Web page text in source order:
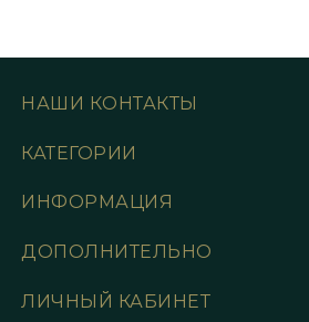
НАШИ КОНТАКТЫ
КАТЕГОРИИ
ИНФОРМАЦИЯ
ДОПОЛНИТЕЛЬНО
ЛИЧНЫЙ КАБИНЕТ